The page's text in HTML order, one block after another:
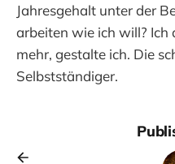
Jahresgehalt unter der
arbeiten wie ich will? Ich
mehr, gestalte ich. Die
Selbstständiger.